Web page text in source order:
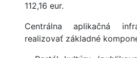
112,16 eur.
Centrálna aplikačná
realizovať základné